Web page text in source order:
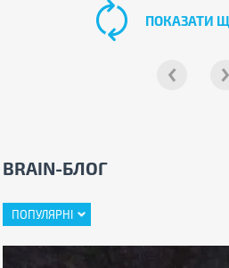
ПОКАЗАТИ
BRAIN-БЛОГ
ПОПУЛЯРНІ